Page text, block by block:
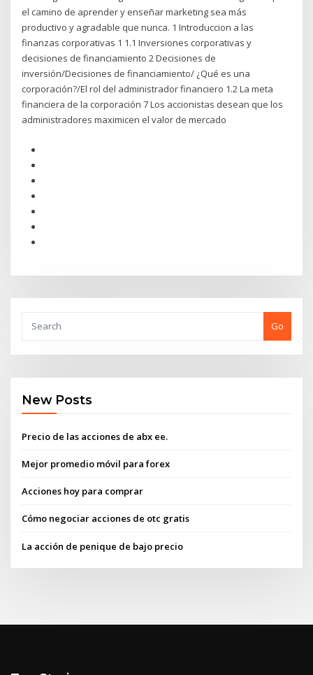
el camino de aprender y enseñar marketing sea más
productivo y agradable que nunca. 1 Introduccion a las
finanzas corporativas 1 1.1 Inversiones corporativas y
decisiones de financiamiento 2 Decisiones de
inversión/Decisiones de financiamiento/ ¿Qué es una
corporación?/El rol del administrador financiero 1.2 La meta
financiera de la corporación 7 Los accionistas desean que los
administradores maximicen el valor de mercado
Go
New Posts
Precio de las acciones de abx ee.
Mejor promedio móvil para forex
Acciones hoy para comprar
Cómo negociar acciones de otc gratis
La acción de penique de bajo precio